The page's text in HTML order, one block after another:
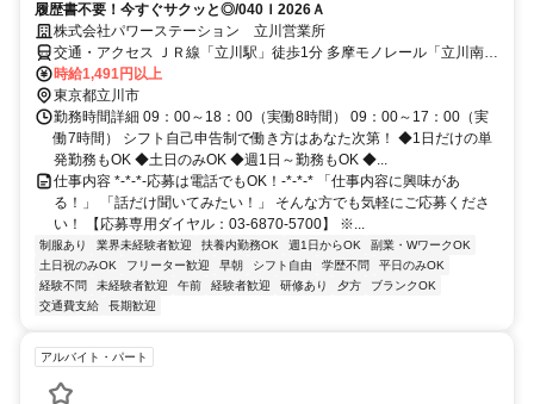
履歴書不要！今すぐサクッと◎/040Ｉ2026Ａ
株式会社パワーステーション 立川営業所
交通・アクセス ＪＲ線「立川駅」徒歩1分 多摩モノレール「立川南
駅」徒歩2分
時給1,491円以上
東京都立川市
勤務時間詳細 09：00～18：00（実働8時間） 09：00～17：00（実
働7時間） シフト自己申告制で働き方はあなた次第！ ◆1日だけの単
発勤務もOK ◆土日のみOK ◆週1日～勤務もOK ◆...
仕事内容 *-*-*-応募は電話でもOK！-*-*-* 「仕事内容に興味があ
る！」 「話だけ聞いてみたい！」 そんな方でも気軽にご応募くださ
い！ 【応募専用ダイヤル：03-6870-5700】 ※...
制服あり 業界未経験者歓迎 扶養内勤務OK 週1日からOK
副業・WワークOK
土日祝のみOK
フリーター歓迎 早朝 シフト自由 学歴不問
平日のみOK
経験不問
未経験者歓迎 午前 経験者歓迎 研修あり 夕方
ブランクOK
交通費支給
長期歓迎
アルバイト・パート